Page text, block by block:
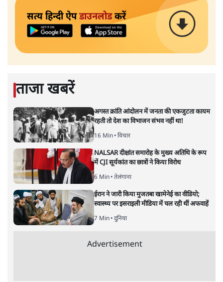
सत्य हिन्दी ऐपडाउनलोडकरें
ताजा खबरें
अगस्त क्रांति आंदोलन में जनता की एकजुटता कायम
रहती तो देश का विभाजन संभव नहीं था!
16 Min• विचार
NALSAR दीक्षांत समारोह के मुख्य अतिथि के रूप
में CJI सूर्यकांत का छात्रों ने किया विरोध
6 Min• तेलंगाना
ईरान ने जारी किया मुजतबा खामेनेई का वीडियो;
स्वास्थ्य पर इसराइली मीडिया में चल रही थीं अफवाहें
7 Min• दुनिया
Advertisement